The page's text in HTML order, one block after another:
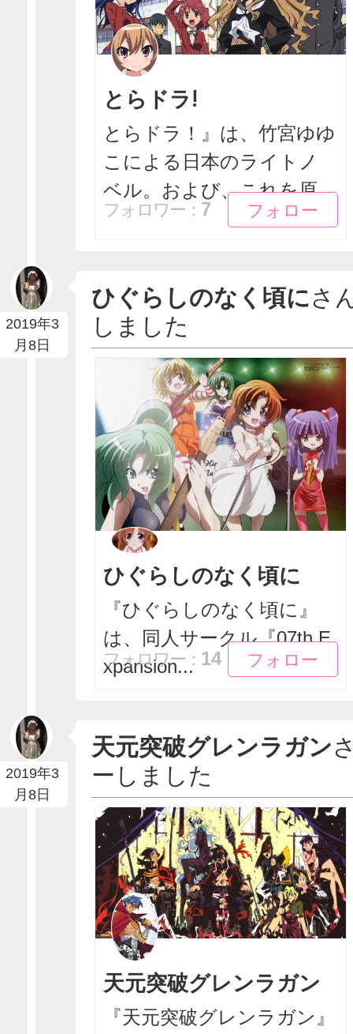
とらドラ!
とらドラ！』は、竹宮ゆゆ
こによる日本のライトノ
ベル。および、これを原...
フォロー
フォロー
フォロワー： 7
2019年3
月8日
ひぐらしのなく頃にさ
しました
ひぐらしのなく頃に
『ひぐらしのなく頃に』
は、同人サークル『07th E
xpansion...
フォロー
フォロー
フォロワー： 14
2019年3
月8日
天元突破グレンラガン
ーしました
天元突破グレンラガン
『天元突破グレンラガン』